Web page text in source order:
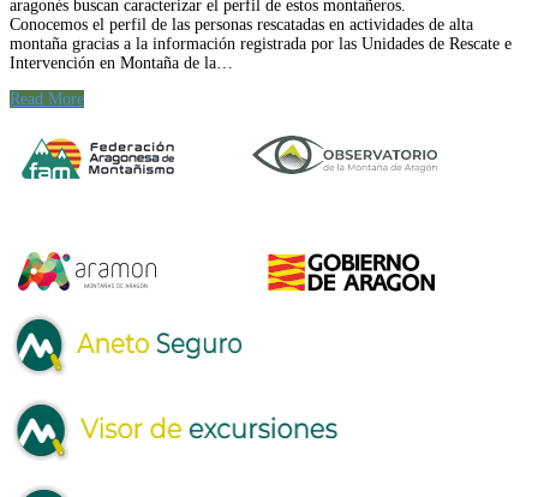
aragonés buscan caracterizar el perfil de estos montañeros.
Conocemos el perfil de las personas rescatadas en actividades de alta
montaña gracias a la información registrada por las Unidades de Rescate e
Intervención en Montaña de la…
Read More